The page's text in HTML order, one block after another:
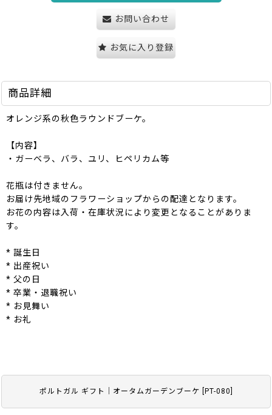
ポルトガル ギフト｜オータムガーデンブーケ PT-080
お問い合わせ
お気に入り登録
商品詳細
オレンジ系の秋色ラウンドブーケ。
【内容】
・ガーベラ、バラ、ユリ、ヒペリカム等
花瓶は付きません。
お届け先地域のフラワーショップからの配達となります。
お花の内容は入荷・在庫状況により変更となることがありま
す。
* 誕生日
* 出産祝い
* 父の日
* 卒業・退職祝い
* お見舞い
* お礼